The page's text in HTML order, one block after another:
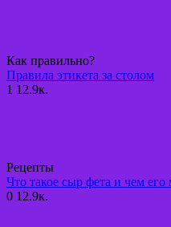
Как правильно?
Правила этикета за столом
1 12.9к.
Рецепты
Что такое сыр фета и чем
0 12.9к.